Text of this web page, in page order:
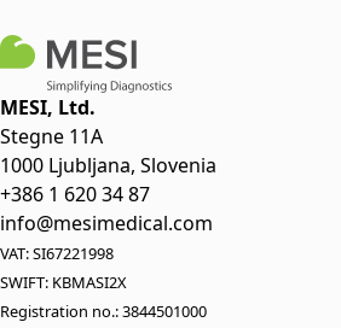
MESI, Ltd.
Stegne 11A
1000 Ljubljana, Slovenia
+386 1 620 34 87
info@mesimedical.com
VAT: SI67221998
SWIFT: KBMASI2X
Registration no.: 3844501000